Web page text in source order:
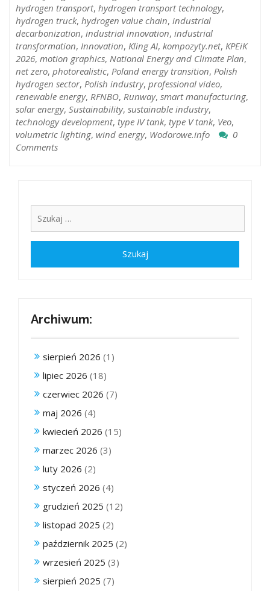
hydrogen transport, hydrogen transport technology,
hydrogen truck, hydrogen value chain, industrial
decarbonization, industrial innovation, industrial
transformation, Innovation, Kling AI, kompozyty.net, KPEiK
2026, motion graphics, National Energy and Climate Plan,
net zero, photorealistic, Poland energy transition, Polish
hydrogen sector, Polish industry, professional video,
renewable energy, RFNBO, Runway, smart manufacturing,
solar energy, Sustainability, sustainable industry,
technology development, type IV tank, type V tank, Veo,
volumetric lighting, wind energy, Wodorowe.info
0
Comments
Archiwum:
sierpień 2026 (1)
lipiec 2026 (18)
czerwiec 2026 (7)
maj 2026 (4)
kwiecień 2026 (15)
marzec 2026 (3)
luty 2026 (2)
styczeń 2026 (4)
grudzień 2025 (12)
listopad 2025 (2)
październik 2025 (2)
wrzesień 2025 (3)
sierpień 2025 (7)